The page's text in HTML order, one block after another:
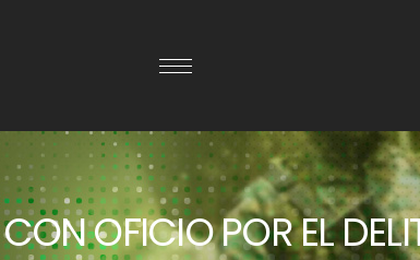
OFICIO POR EL